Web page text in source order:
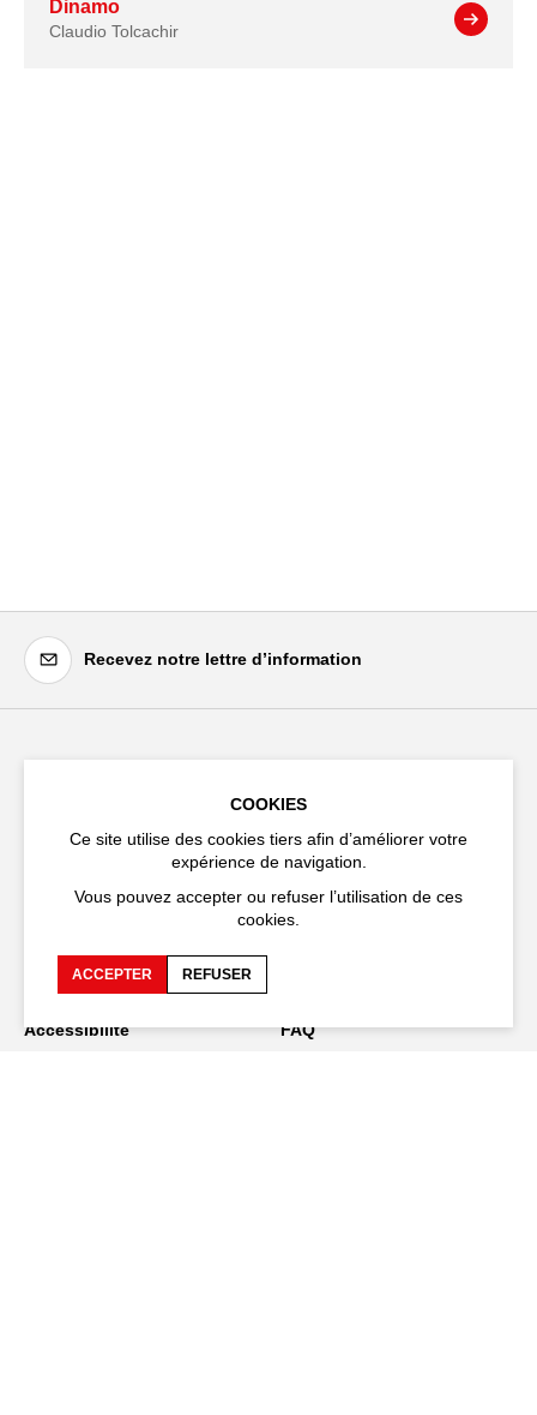
Dinamo
Claudio Tolcachir
Recevez notre lettre d’information
84000 Avignon
+33 (0)4 90 27 66 50
Accessibilité FAQ
COOKIES
Ce site utilise des cookies tiers afin d’améliorer votre
expérience de navigation.
Vous pouvez accepter ou refuser l’utilisation de ces
cookies.
ACCEPTER REFUSER